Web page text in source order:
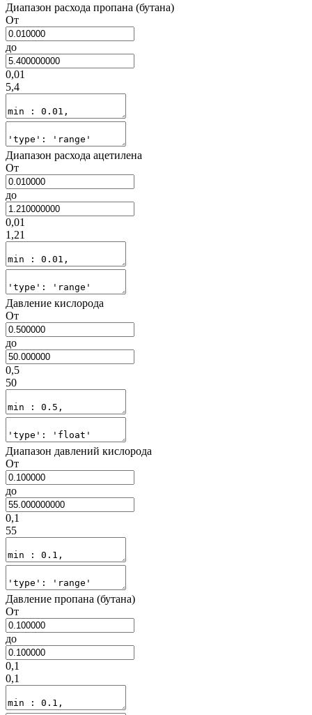
Диапазон расхода пропана (бутана)
От
до
0,01
5,4
Диапазон расхода ацетилена
От
до
0,01
1,21
Давление кислорода
От
до
0,5
50
Диапазон давлений кислорода
От
до
0,1
55
Давление пропана (бутана)
От
до
0,1
0,1